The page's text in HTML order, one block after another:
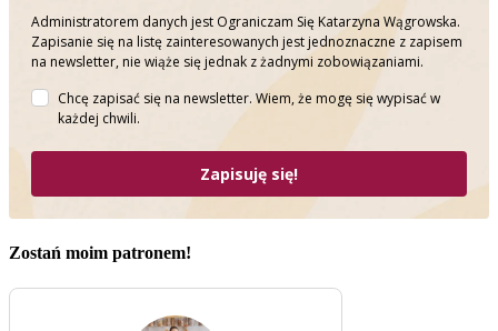
Administratorem danych jest Ograniczam Się Katarzyna Wągrowska.
Zapisanie się na listę zainteresowanych jest jednoznaczne z zapisem
na newsletter, nie wiąże się jednak z żadnymi zobowiązaniami.
Chcę zapisać się na newsletter. Wiem, że mogę się wypisać w
każdej chwili.
Zapisuję się!
Zostań moim patronem!